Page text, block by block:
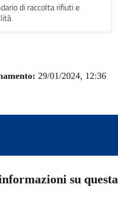
di raccolta rifiuti e
29/01/2024, 12:36
su questa